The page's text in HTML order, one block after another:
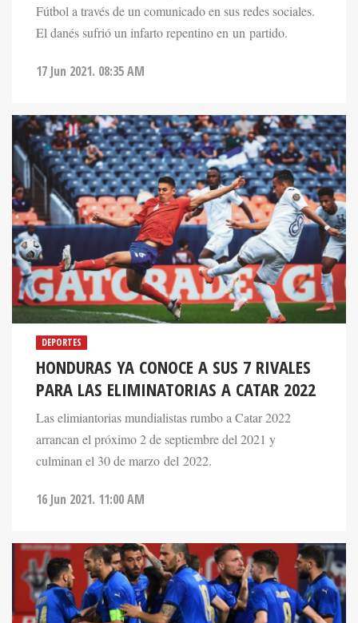
Fútbol a través de un comunicado en sus redes sociales.
El danés sufrió un infarto repentino en un partido.
17 Jun 2021. 08:35 AM
DEPORTES
HONDURAS YA CONOCE A SUS 7 RIVALES
PARA LAS ELIMINATORIAS A CATAR 2022
Las elimiantorias mundialistas rumbo a Catar 2022
arrancan el próximo 2 de septiembre del 2021 y
culminan el 30 de marzo del 2022.
16 Jun 2021. 11:00 AM